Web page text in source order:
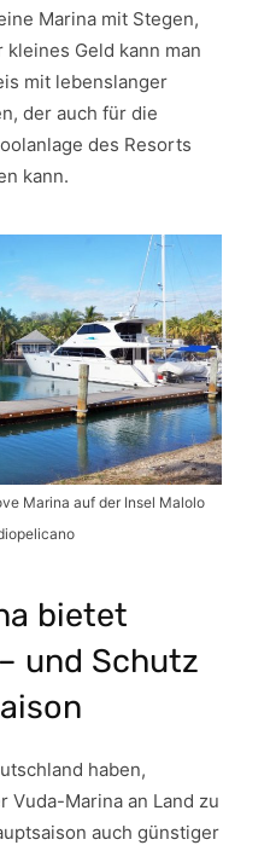
Marina mit Stegen,
Geld kann man
mit lebenslanger
der auch für die
des Resorts
kann.
Marina auf der Insel Malolo
bietet
und Schutz
haben,
Vuda-Marina an Land zu
auch günstiger